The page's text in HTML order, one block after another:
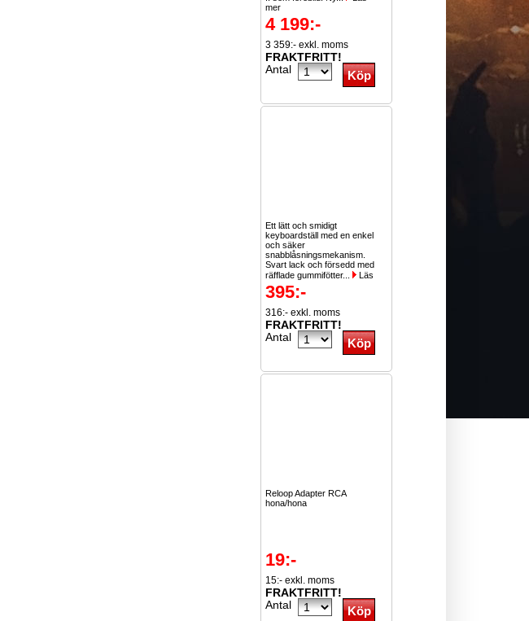
mer
4 199:-
3 359:- exkl. moms
FRAKTFRITT!
Antal
Ett lätt och smidigt
keyboardställ med en enkel
och säker
snabblåsningsmekanism.
Svart lack och försedd med
räfflade gummifötter...
Läs
mer
395:-
316:- exkl. moms
FRAKTFRITT!
Antal
Reloop Adapter RCA
hona/hona
19:-
15:- exkl. moms
FRAKTFRITT!
Antal